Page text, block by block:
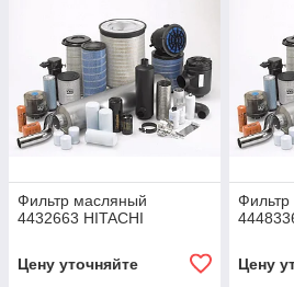
Фильтр масляный
4432663 HITACHI
Цену уточняйте Цену